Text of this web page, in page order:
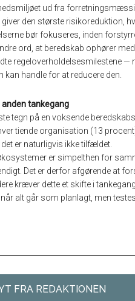
ud fra
den største risikoreduktion,
bør fokuseres, inden
ord, at beredskab ophører
regeloverholdelsesmilestene
kan handle for at reducere den.
tankegang
tegn på en voksende
tiende organisation (13
er naturligvis ikke tilfældet.
er simpelthen for
Det er derfor afgørende at
kræver dette et skifte i
alt går som planlagt, men
FRA REDAKTIONEN